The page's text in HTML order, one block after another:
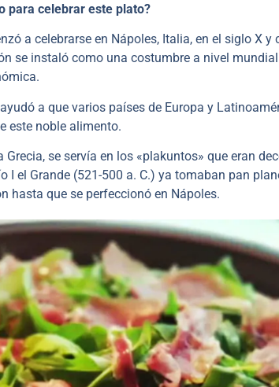
para celebrar este plato?
a celebrarse en Nápoles, Italia, en el siglo X y
se instaló como una costumbre a nivel
a que varios países de Europa y
este noble alimento.
se servía en los «plakuntos» que eran
I el Grande (521-500 a. C.) ya tomaban pan
hasta que se perfeccionó en Nápoles.